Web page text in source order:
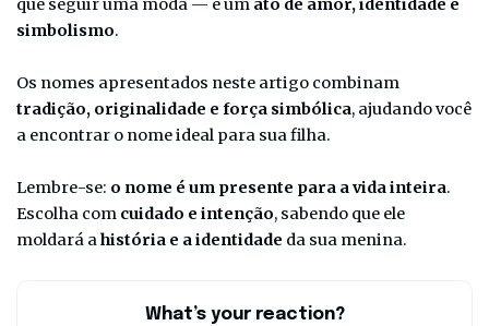
que seguir uma moda — é um ato de amor, identidade e
simbolismo.
Os nomes apresentados neste artigo combinam
tradição, originalidade e força simbólica, ajudando você
a encontrar o nome ideal para sua filha.
Lembre-se: o nome é um presente para a vida inteira.
Escolha com cuidado e intenção, sabendo que ele
moldará ahistória e a identidade da sua menina.
What’s your reaction?